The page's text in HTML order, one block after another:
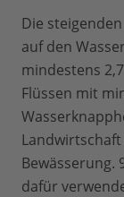
Die
auf den
mindestens
Flüssen mit
Bewässerung.
dafür